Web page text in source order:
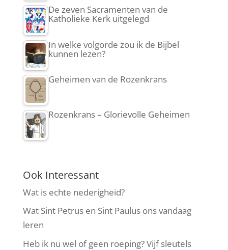
De zeven Sacramenten van de
Katholieke Kerk uitgelegd
In welke volgorde zou ik de Bijbel
kunnen lezen?
Geheimen van de Rozenkrans
Rozenkrans – Glorievolle Geheimen
Ook Interessant
Wat is echte nederigheid?
Wat Sint Petrus en Sint Paulus ons vandaag
leren
Heb ik nu wel of geen roeping? Vijf sleutels